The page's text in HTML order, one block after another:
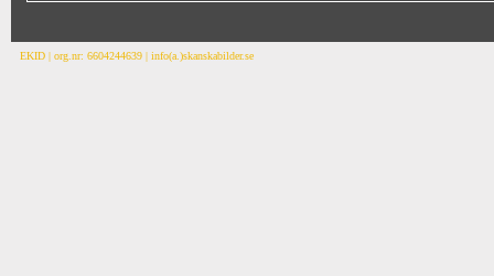
EKID | org.nr: 6604244639 | info(a.)skanskabilder.se